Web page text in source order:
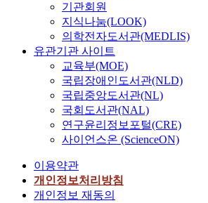
기관회원
지식나눔(LOOK)
의학전자도서관(MEDLIS)
유관기관 사이트
교육부(MOE)
국립장애인도서관(NLD)
국립중앙도서관(NL)
국회도서관(NAL)
연구윤리정보포털(CRE)
사이언스온 (ScienceON)
이용약관
개인정보처리방침
개인정보 재동의